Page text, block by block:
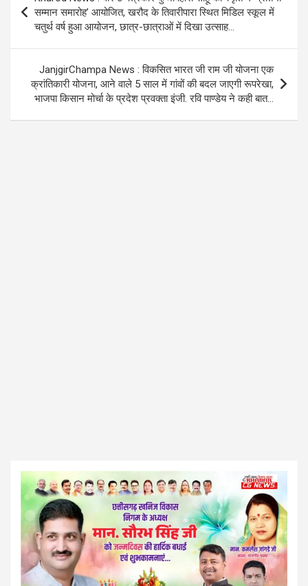
o
k
p
p
m
navigation
सम्मान समारोह’ आयोजित, खरौद के तिवारीपारा स्थित मिडिल स्कूल में
चतुर्थ वर्ष हुआ आयोजन, छात्र-छात्राओं में दिखा उत्साह…
JanjgirChampa News : विकसित भारत जी राम जी योजना एक
क्रांतिकारी योजना, आने वाले 5 साल में गांवों की बदल जाएगी रूपरेखा,
भाजपा किसान मोर्चा के प्रदेश प्रवक्ता इंजी. रवि पाण्डेय ने कही बात…